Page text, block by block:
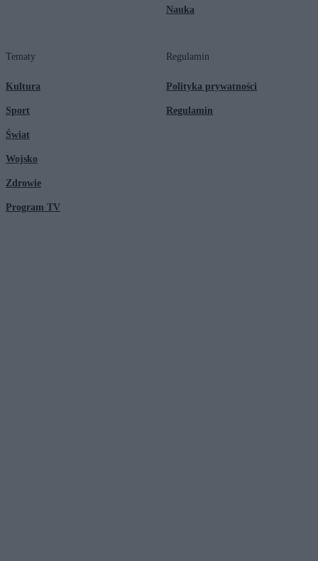
Nauka
Tematy
Kultura
Sport
Świat
Wojsko
Zdrowie
Program TV
Regulamin
Polityka prywatności
Regulamin